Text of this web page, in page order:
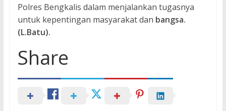
Polres Bengkalis dalam menjalankan tugasnya
untuk kepentingan masyarakat dan bangsa.
(L.Batu).
Share